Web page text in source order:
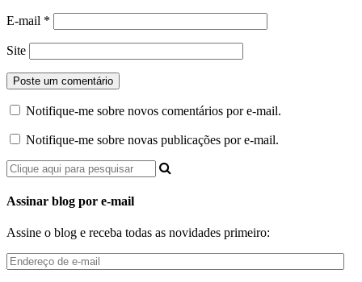
E-mail *
Site
Notifique-me sobre novos comentários por e-mail.
Notifique-me sobre novas publicações por e-mail.
Assinar blog por e-mail
Assine o blog e receba todas as novidades primeiro:
Endereço
de